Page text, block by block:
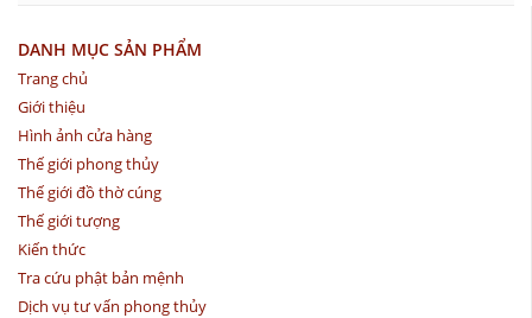
DANH MỤC SẢN PHẨM
Trang chủ
Giới thiệu
Hình ảnh cửa hàng
Thế giới phong thủy
Thế giới đồ thờ cúng
Thế giới tượng
Kiến thức
Tra cứu phật bản mệnh
Dịch vụ tư vấn phong thủy